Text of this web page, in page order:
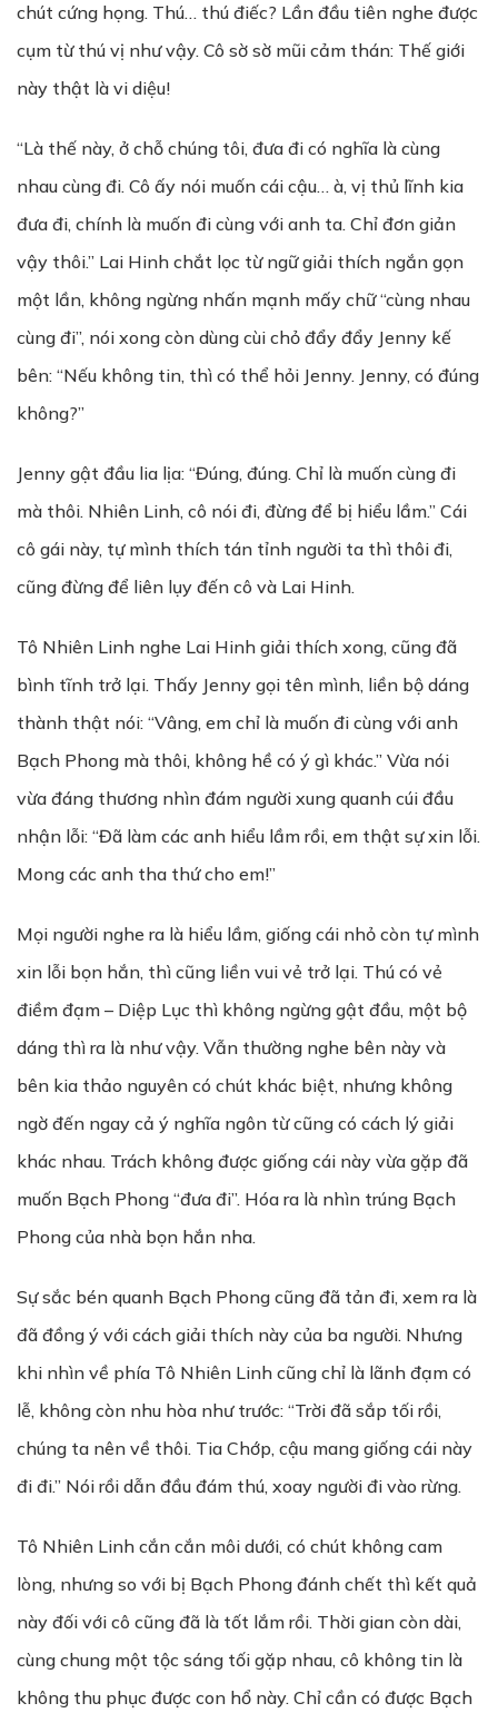
chút cứng họng. Thú… thú điếc? Lần đầu tiên nghe được
cụm từ thú vị như vậy. Cô sờ sờ mũi cảm thán: Thế giới
này thật là vi diệu!
“Là thế này, ở chỗ chúng tôi, đưa đi có nghĩa là cùng
nhau cùng đi. Cô ấy nói muốn cái cậu… à, vị thủ lĩnh kia
đưa đi, chính là muốn đi cùng với anh ta. Chỉ đơn giản
vậy thôi.” Lai Hinh chắt lọc từ ngữ giải thích ngắn gọn
một lần, không ngừng nhấn mạnh mấy chữ “cùng nhau
cùng đi”, nói xong còn dùng cùi chỏ đẩy đẩy Jenny kế
bên: “Nếu không tin, thì có thể hỏi Jenny. Jenny, có đúng
không?”
Jenny gật đầu lia lịa: “Đúng, đúng. Chỉ là muốn cùng đi
mà thôi. Nhiên Linh, cô nói đi, đừng để bị hiểu lầm.” Cái
cô gái này, tự mình thích tán tỉnh người ta thì thôi đi,
cũng đừng để liên lụy đến cô và Lai Hinh.
Tô Nhiên Linh nghe Lai Hinh giải thích xong, cũng đã
bình tĩnh trở lại. Thấy Jenny gọi tên mình, liền bộ dáng
thành thật nói: “Vâng, em chỉ là muốn đi cùng với anh
Bạch Phong mà thôi, không hề có ý gì khác.” Vừa nói
vừa đáng thương nhìn đám người xung quanh cúi đầu
nhận lỗi: “Đã làm các anh hiểu lầm rồi, em thật sự xin lỗi.
Mong các anh tha thứ cho em!”
Mọi người nghe ra là hiểu lầm, giống cái nhỏ còn tự mình
xin lỗi bọn hắn, thì cũng liền vui vẻ trở lại. Thú có vẻ
điềm đạm – Diệp Lục thì không ngừng gật đầu, một bộ
dáng thì ra là như vậy. Vẫn thường nghe bên này và
bên kia thảo nguyên có chút khác biệt, nhưng không
ngờ đến ngay cả ý nghĩa ngôn từ cũng có cách lý giải
khác nhau. Trách không được giống cái này vừa gặp đã
muốn Bạch Phong “đưa đi”. Hóa ra là nhìn trúng Bạch
Phong của nhà bọn hắn nha.
Sự sắc bén quanh Bạch Phong cũng đã tản đi, xem ra là
đã đồng ý với cách giải thích này của ba người. Nhưng
khi nhìn về phía Tô Nhiên Linh cũng chỉ là lãnh đạm có
lễ, không còn nhu hòa như trước: “Trời đã sắp tối rồi,
chúng ta nên về thôi. Tia Chớp, cậu mang giống cái này
đi đi.” Nói rồi dẫn đầu đám thú, xoay người đi vào rừng.
Tô Nhiên Linh cắn cắn môi dưới, có chút không cam
lòng, nhưng so với bị Bạch Phong đánh chết thì kết quả
này đối với cô cũng đã là tốt lắm rồi. Thời gian còn dài,
cùng chung một tộc sáng tối gặp nhau, cô không tin là
không thu phục được con hổ này. Chỉ cần có được Bạch